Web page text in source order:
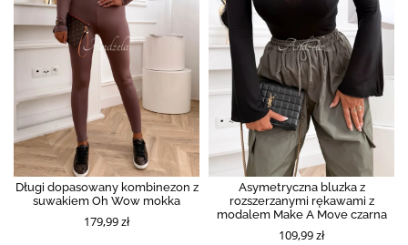
Długi dopasowany kombinezon z
suwakiem Oh Wow mokka
179,99 zł
Asymetryczna bluzka z
rozszerzanymi rękawami z
modalem Make A Move czarna
109,99 zł